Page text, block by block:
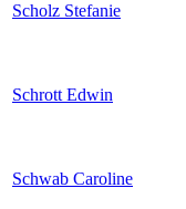
Scholz Stefanie
Schrott Edwin
Schwab Caroline